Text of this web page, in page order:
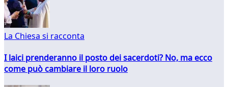
La Chiesa si racconta
I laici prenderanno il posto dei sacerdoti? No, ma ecco
come può cambiare il loro ruolo